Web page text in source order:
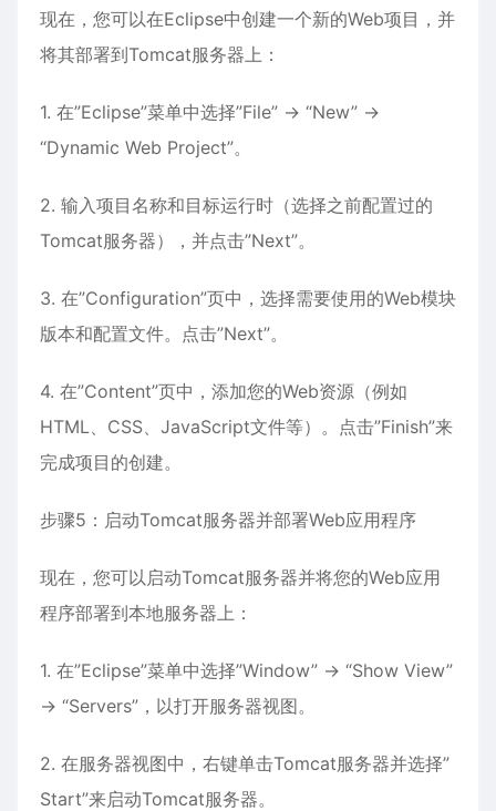
现在，您可以在Eclipse中创建一个新的Web项目，并
将其部署到Tomcat服务器上：
1. 在”Eclipse”菜单中选择”File” -> “New” ->
“Dynamic Web Project”。
2. 输入项目名称和目标运行时（选择之前配置过的
Tomcat服务器），并点击”Next”。
3. 在”Configuration”页中，选择需要使用的Web模块
版本和配置文件。点击”Next”。
4. 在”Content”页中，添加您的Web资源（例如
HTML、CSS、JavaScript文件等）。点击”Finish”来
完成项目的创建。
步骤5：启动Tomcat服务器并部署Web应用程序
现在，您可以启动Tomcat服务器并将您的Web应用
程序部署到本地服务器上：
1. 在”Eclipse”菜单中选择”Window” -> “Show View”
-> “Servers”，以打开服务器视图。
2. 在服务器视图中，右键单击Tomcat服务器并选择”
Start”来启动Tomcat服务器。